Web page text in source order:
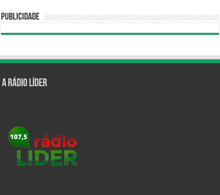
Publicidade
A Rádio Líder